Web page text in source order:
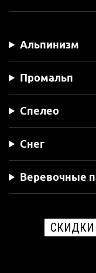
Альпинизм
Промальп
Спелео
Снег
Веревочные
СКИДКИ